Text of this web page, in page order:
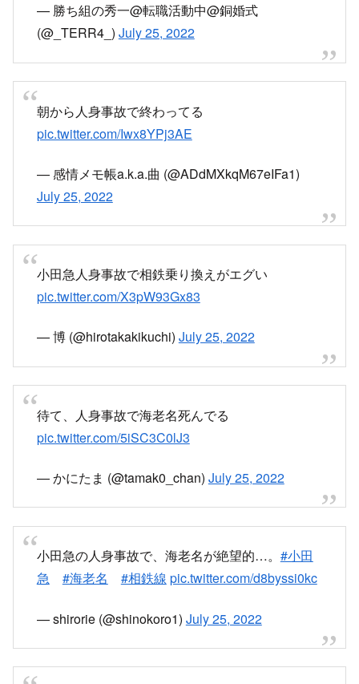
— 勝ち組の秀一@転職活動中@銅婚式
(@_TERR4_) July 25, 2022
朝から人身事故で終わってる
pic.twitter.com/Iwx8YPj3AE
— 感情メモ帳a.k.a.曲 (@ADdMXkqM67eIFa1)
July 25, 2022
小田急人身事故で相鉄乗り換えがエグい
pic.twitter.com/X3pW93Gx83
— 博 (@hirotakakikuchi) July 25, 2022
待て、人身事故で海老名死んでる
pic.twitter.com/5iSC3C0lJ3
— かにたま (@tamak0_chan) July 25, 2022
小田急の人身事故で、海老名が絶望的…。 #小田
急
#海老名 #相鉄線 pic.twitter.com/d8byssi0kc
— shirorie (@shinokoro1) July 25, 2022